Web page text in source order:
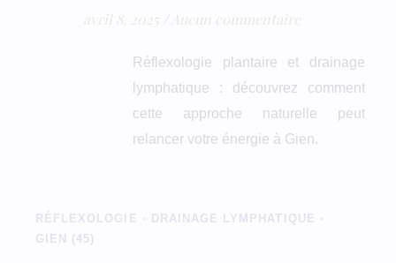
avril 8, 2025 / Aucun commentaire
Réflexologie plantaire et drainage
lymphatique : découvrez comment
cette approche naturelle peut
relancer votre énergie à Gien.
RÉFLEXOLOGIE · DRAINAGE LYMPHATIQUE ·
GIEN (45)